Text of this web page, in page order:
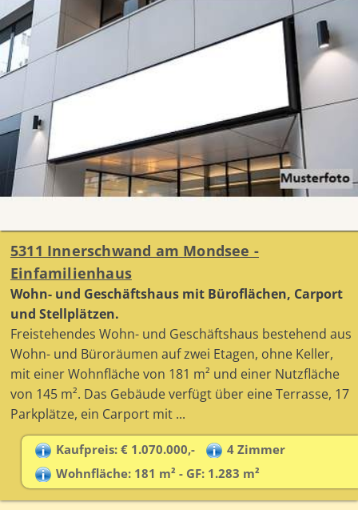
5311 Innerschwand am Mondsee -
Einfamilienhaus
Wohn- und Geschäftshaus mit Büroflächen, Carport
und Stellplätzen.
Freistehendes Wohn- und Geschäftshaus bestehend aus
Wohn- und Büroräumen auf zwei Etagen, ohne Keller,
mit einer Wohnfläche von 181 m² und einer Nutzfläche
von 145 m². Das Gebäude verfügt über eine Terrasse, 17
Parkplätze, ein Carport mit ...
Kaufpreis: € 1.070.000,-
4 Zimmer
Wohnfläche: 181 m² - GF: 1.283 m²